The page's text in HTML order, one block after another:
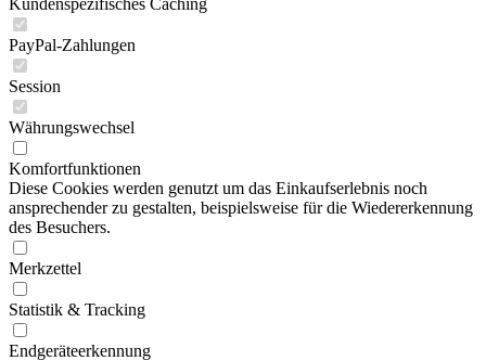
Kundenspezifisches Caching
PayPal-Zahlungen
Session
Währungswechsel
Komfortfunktionen
Diese Cookies werden genutzt um das Einkaufserlebnis noch
ansprechender zu gestalten, beispielsweise für die Wiedererkennung
des Besuchers.
Merkzettel
Statistik & Tracking
Endgeräteerkennung